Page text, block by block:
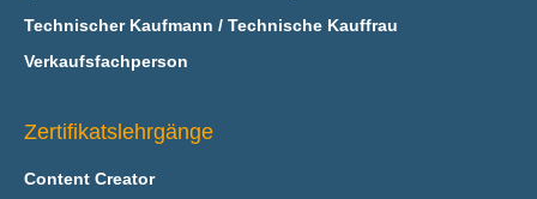
Technischer Kaufmann / Technische Kauffrau
Verkaufsfachperson
Zertifikatslehrgänge
Content Creator